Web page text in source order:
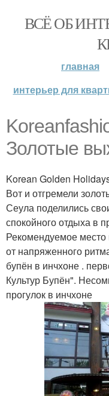
ВСЁ ОБ
главная
интерьер для
Золотые
Korean Golden
Вот и отгремели
Сеула поделились
спокойного отдыха в
Рекомендуемое
от напряженного
бупён в инчхоне .
Культур Бупён".
прогулок в инчхоне